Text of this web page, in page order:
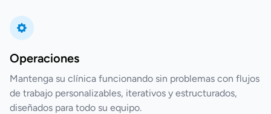
Operaciones
Mantenga su clínica funcionando sin problemas con flujos
de trabajo personalizables, iterativos y estructurados,
diseñados para todo su equipo.